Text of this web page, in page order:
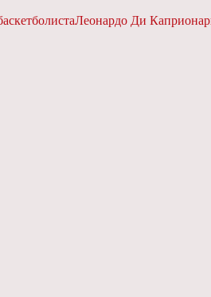
Леонардо Ди Каприо